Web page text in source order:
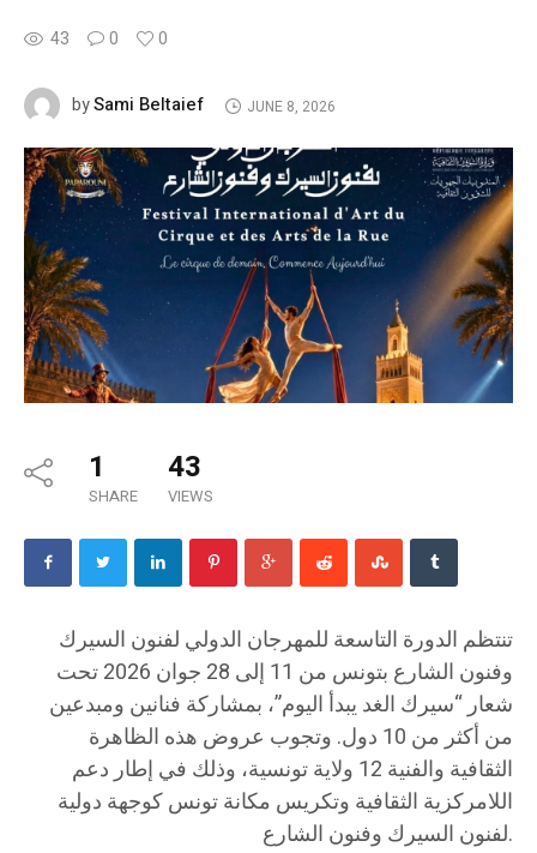
43 0 0
bySami Beltaief JUNE 8, 2026
1
SHARE
43
VIEWS
تنتظم الدورة التاسعة للمهرجان الدولي لفنون السيرك
وفنون الشارع بتونس من 11 إلى 28 جوان 2026 تحت
شعار “سيرك الغد يبدأ اليوم”، بمشاركة فنانين ومبدعين
من أكثر من 10 دول. وتجوب عروض هذه الظاهرة
الثقافية والفنية 12 ولاية تونسية، وذلك في إطار دعم
اللامركزية الثقافية وتكريس مكانة تونس كوجهة دولية
لفنون السيرك وفنون الشارع.